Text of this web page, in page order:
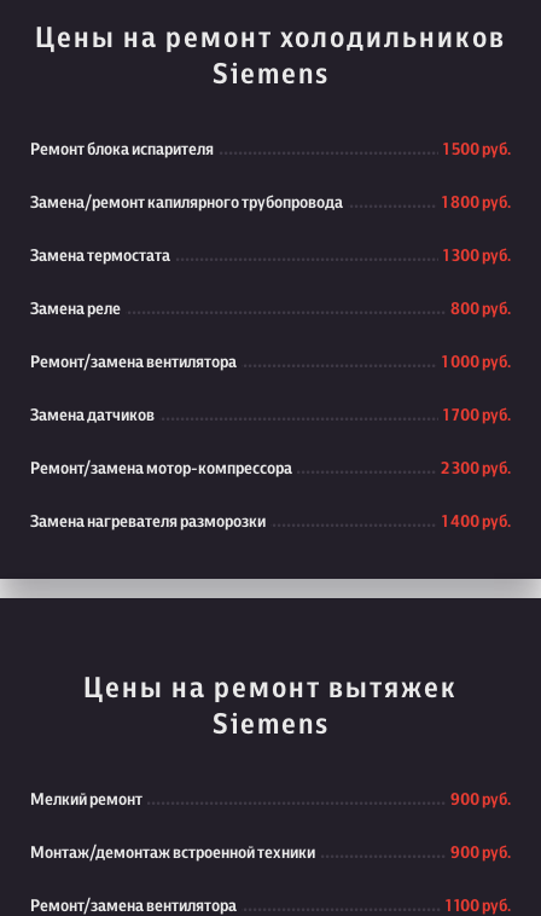
Цены на ремонт холодильников
Siemens
Ремонт блока испарителя 1 500 руб.
Замена/ремонт капилярного трубопровода 1 800 руб.
Замена термостата 1 300 руб.
Замена реле 800 руб.
Ремонт/замена вентилятора 1 000 руб.
Замена датчиков 1 700 руб.
Ремонт/замена мотор-компрессора 2 300 руб.
Замена нагревателя разморозки 1 400 руб.
Цены на ремонт вытяжек
Siemens
Мелкий ремонт 900 руб.
Монтаж/демонтаж встроенной техники 900 руб.
Ремонт/замена вентилятора 1 100 руб.